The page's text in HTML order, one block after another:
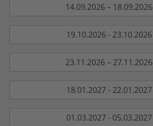
14.09.2026 – 18.09.2026
19.10.2026 - 23.10.2026
23.11.2026 – 27.11.2026
18.01.2027 - 22.01.2027
01.03.2027 - 05.03.2027